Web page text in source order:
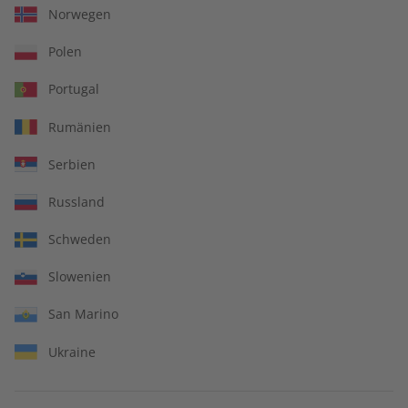
sei denn, dass solche Schäden vom Verlag oder seinen
worden sind.
In jeder Ausgabe spannende Einblicke und aktuelle Berichte
Norwegen
Polen
Portugal
Rumänien
Serbien
Russland
Schweden
Slowenien
San Marino
Ukraine